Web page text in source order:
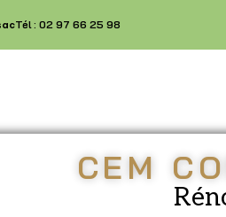
Tél : 02 97 66 25 98
CEM